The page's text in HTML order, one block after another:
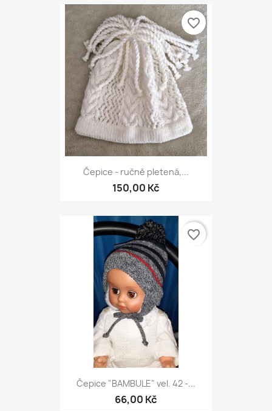
Čepice - ručně pletená,...
150,00 Kč
favorite_border
Čepice "BAMBULE" vel. 42 -...
66,00 Kč
favorite_border